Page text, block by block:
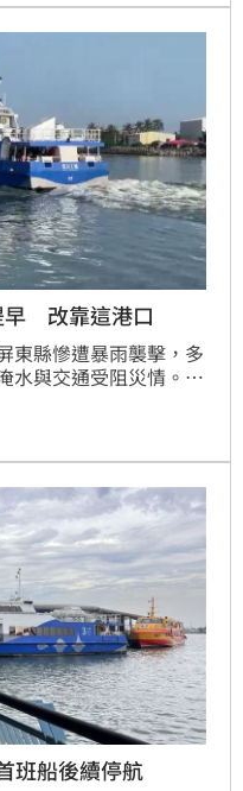
運業者，強索每噸
萬元。屏東縣政府今
琉球鄉長陳國在，痛
能，已責成政風處介入
辦。
早 改靠這港口
東縣慘遭暴雨襲擊，多
水與交通受阻災情。屏
線交通船聯營處也緊
從小琉球返回東港的末
班船後續停航